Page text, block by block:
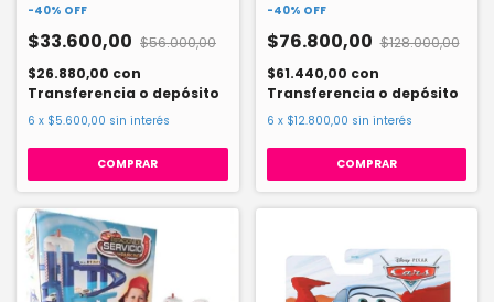
-40% OFF
$33.600,00 $56.000,00
$26.880,00 con
Transferencia o depósito
6 x $5.600,00 sin interés
COMPRAR
-40% OFF
$76.800,00 $128.000,00
$61.440,00 con
Transferencia o depósito
6 x $12.800,00 sin interés